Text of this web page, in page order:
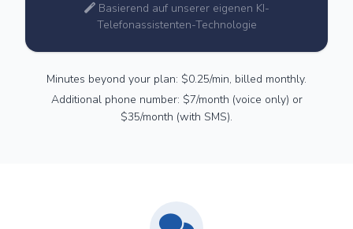
Basierend auf unserer eigenen KI-
Telefonassistenten-Technologie
Minutes beyond your plan: $0.25/min, billed monthly.
Additional phone number: $7/month (voice only) or
$35/month (with SMS).